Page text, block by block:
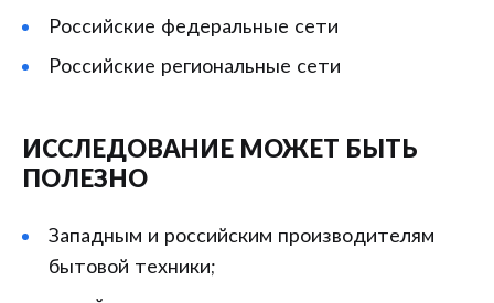
Российские федеральные сети
Российские региональные сети
ИССЛЕДОВАНИЕ МОЖЕТ БЫТЬ
ПОЛЕЗНО
Западным и российским производителям
бытовой техники;